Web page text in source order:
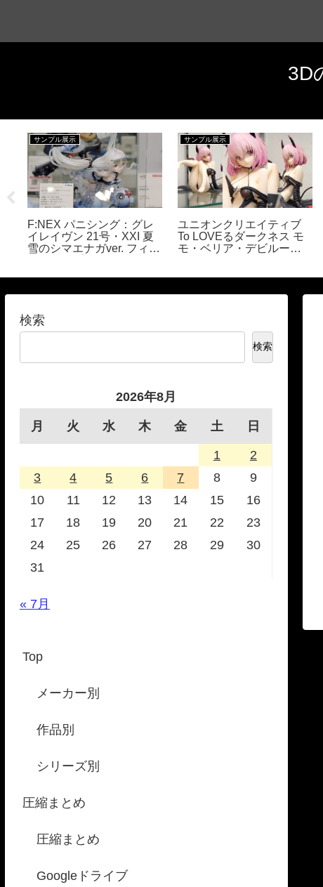
3D
サンプル展示
F:NEX パニシング：グレ
イレイヴン 21号・XXI 夏
雪のシマエナガver. フィギ
サンプル展示
ユニオンクリエイティブ
To LOVEるダークネス モ
モ・ベリア・デビルーク
検索
検索
2026年8月
月 火 水 木 金 土 日
1
2
3
4 5 6 7 8
9
10
11 12 13 14 15
16
17
18 19 20 21 22
23
24
25 26 27 28 29
30
31
« 7月
Top
メーカー別
作品別
シリーズ別
圧縮まとめ
圧縮まとめ
Googleドライブ